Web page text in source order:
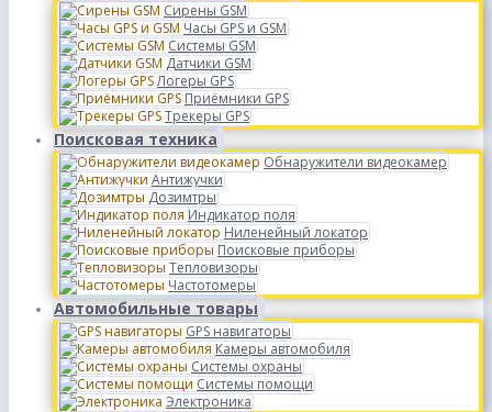
Сирены GSM
Часы GPS и GSM
Системы GSM
Датчики GSM
Логеры GPS
Приёмники GPS
Трекеры GPS
Поисковая техника
Обнаружители видеокамер
Антижучки
Дозимтры
Индикатор поля
Ниленейный локатор
Поисковые приборы
Тепловизоры
Частотомеры
Автомобильные товары
GPS навигаторы
Камеры автомобиля
Системы охраны
Системы помощи
Электроника